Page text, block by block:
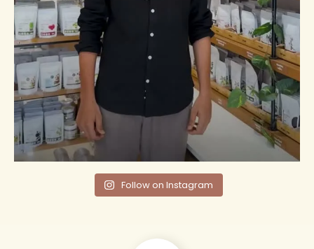
Follow on Instagram